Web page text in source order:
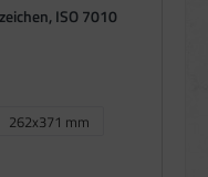
ISO 7010
ist zurzeit nicht verfügbar.)
262x371 mm(Diese Option ist zurzeit nicht